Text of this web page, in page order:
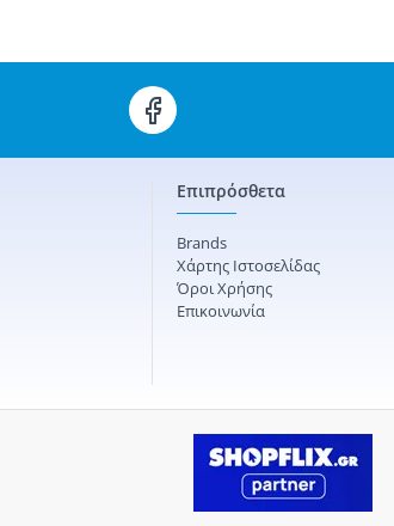
Επιπρόσθετα
Brands
Χάρτης Ιστοσελίδας
Όροι Χρήσης
Επικοινωνία